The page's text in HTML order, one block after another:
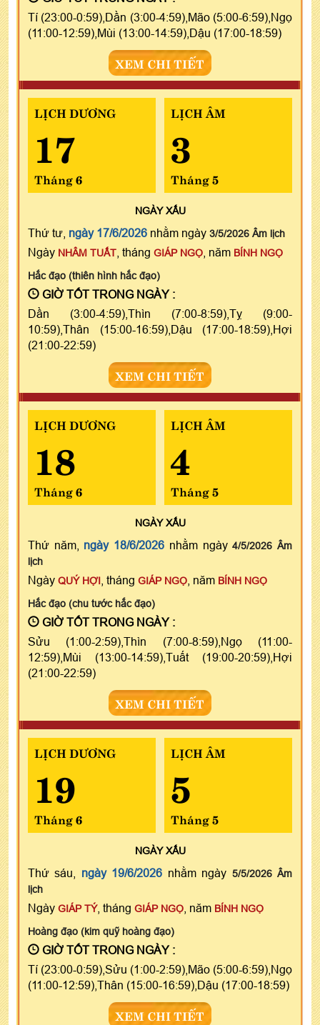
Tí (23:00-0:59),Dần (3:00-4:59),Mão (5:00-6:59),Ngọ
(11:00-12:59),Mùi (13:00-14:59),Dậu (17:00-18:59)
XEM CHI TIẾT
LỊCH DƯƠNG
17
Tháng 6
LỊCH ÂM
3
Tháng 5
NGÀYXẤU
Thứ tư, ngày 17/6/2026 nhằm ngày 3/5/2026 Âm lịch
Ngày NHÂM TUẤT , tháng GIÁP NGỌ , năm BÍNH NGỌ
Hắc đạo (thiên hình hắc đạo)
GIỜ TỐT TRONG NGÀY :
Dần (3:00-4:59),Thìn (7:00-8:59),Tỵ (9:00-
10:59),Thân (15:00-16:59),Dậu (17:00-18:59),Hợi
(21:00-22:59)
XEM CHI TIẾT
LỊCH DƯƠNG
18
Tháng 6
LỊCH ÂM
4
Tháng 5
NGÀYXẤU
Thứ năm, ngày 18/6/2026 nhằm ngày4/5/2026 Âm
lịch
Ngày QUÝ HỢI , tháng GIÁP NGỌ , năm BÍNH NGỌ
Hắc đạo (chu tước hắc đạo)
GIỜ TỐT TRONG NGÀY :
Sửu (1:00-2:59),Thìn (7:00-8:59),Ngọ (11:00-
12:59),Mùi (13:00-14:59),Tuất (19:00-20:59),Hợi
(21:00-22:59)
XEM CHI TIẾT
LỊCH DƯƠNG
19
Tháng 6
LỊCH ÂM
5
Tháng 5
NGÀYXẤU
Thứ sáu, ngày 19/6/2026 nhằm ngày 5/5/2026 Âm
lịch
Ngày GIÁP TÝ, tháng GIÁP NGỌ , năm BÍNH NGỌ
Hoàng đạo (kim quỹ hoàng đạo)
GIỜ TỐT TRONG NGÀY :
Tí (23:00-0:59),Sửu (1:00-2:59),Mão (5:00-6:59),Ngọ
(11:00-12:59),Thân (15:00-16:59),Dậu (17:00-18:59)
XEM CHI TIẾT